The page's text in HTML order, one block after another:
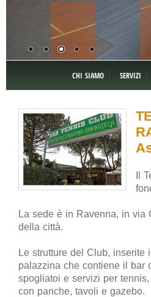
CHI SIAMO SERVIZI
Il
La sede è in Ravenna, in via
della città.
Le strutture del Club, inserite
palazzina che contiene il bar
spogliatoi e servizi per
con panche, tavoli e gazebo.